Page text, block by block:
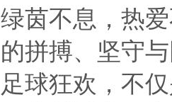
绿茵不息，热
的拼搏、坚守
足球狂欢，不